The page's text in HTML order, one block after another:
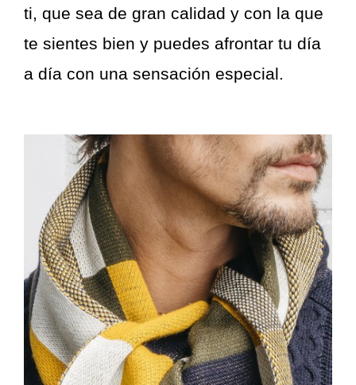
ti, que sea de gran calidad y con la que
te sientes bien y puedes afrontar tu día
a día con una sensación especial.